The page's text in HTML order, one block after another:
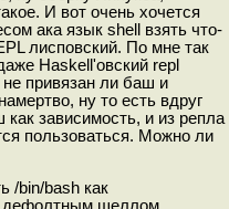
И вот очень хочется
ака язык shell взять что-
лисповский. По мне так
Haskell'овский repl
привязан ли баш и
ну то есть вдруг
зависимость, и из репла
пользоваться. Можно ли
/bin/bash как